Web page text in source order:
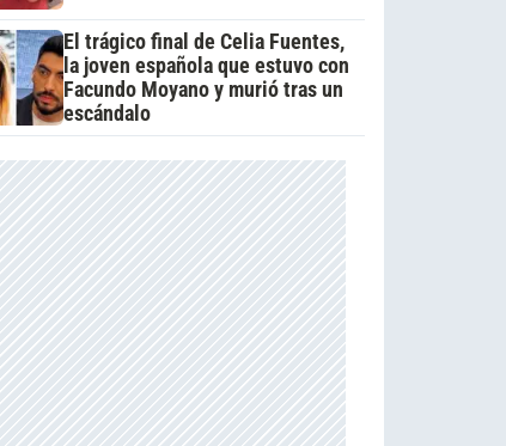
El trágico final de Celia Fuentes,
la joven española que estuvo con
Facundo Moyano y murió tras un
escándalo